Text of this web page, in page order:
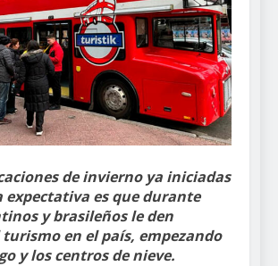
de invierno ya iniciadas
expectativa es que durante
y brasileños le den
en el país, empezando
y los centros de nieve.